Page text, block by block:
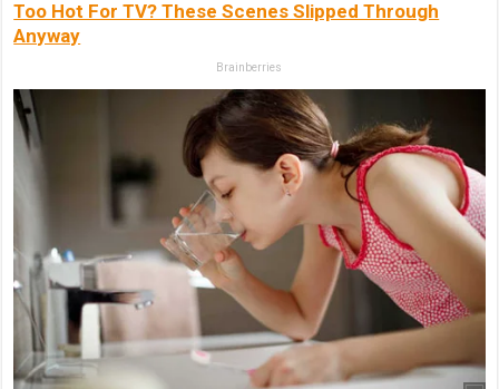
Too Hot For TV? These Scenes Slipped Through
Anyway
Brainberries